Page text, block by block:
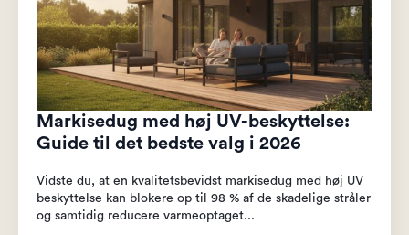
Markisedug med høj UV-beskyttelse:
Guide til det bedste valg i 2026
Vidste du, at en kvalitetsbevidst markisedug med høj UV
beskyttelse kan blokere op til 98 % af de skadelige stråler
og samtidig reducere varmeoptaget...